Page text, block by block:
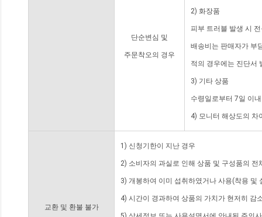
단순변심 및
주문착오의 경우
2) 화장품
피부 트러블 발생 시
배송비는 판매자가 부
적의 경우에는 진단서
3) 기타 상품
수령일로부터 7일 이
4) 모니터 해상도의 차
교환 및 환불 불가
1) 신청기한이 지난 경우
2) 소비자의 과실로 인해 상품 및 구성품의
3) 개봉하여 이미 섭취하였거나 사용(착용 및
4) 시간이 경과하여 상품의 가치가 현저히 감